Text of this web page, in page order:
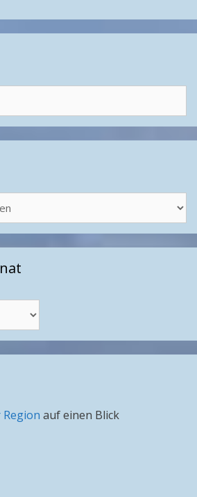
Region auf einen Blick